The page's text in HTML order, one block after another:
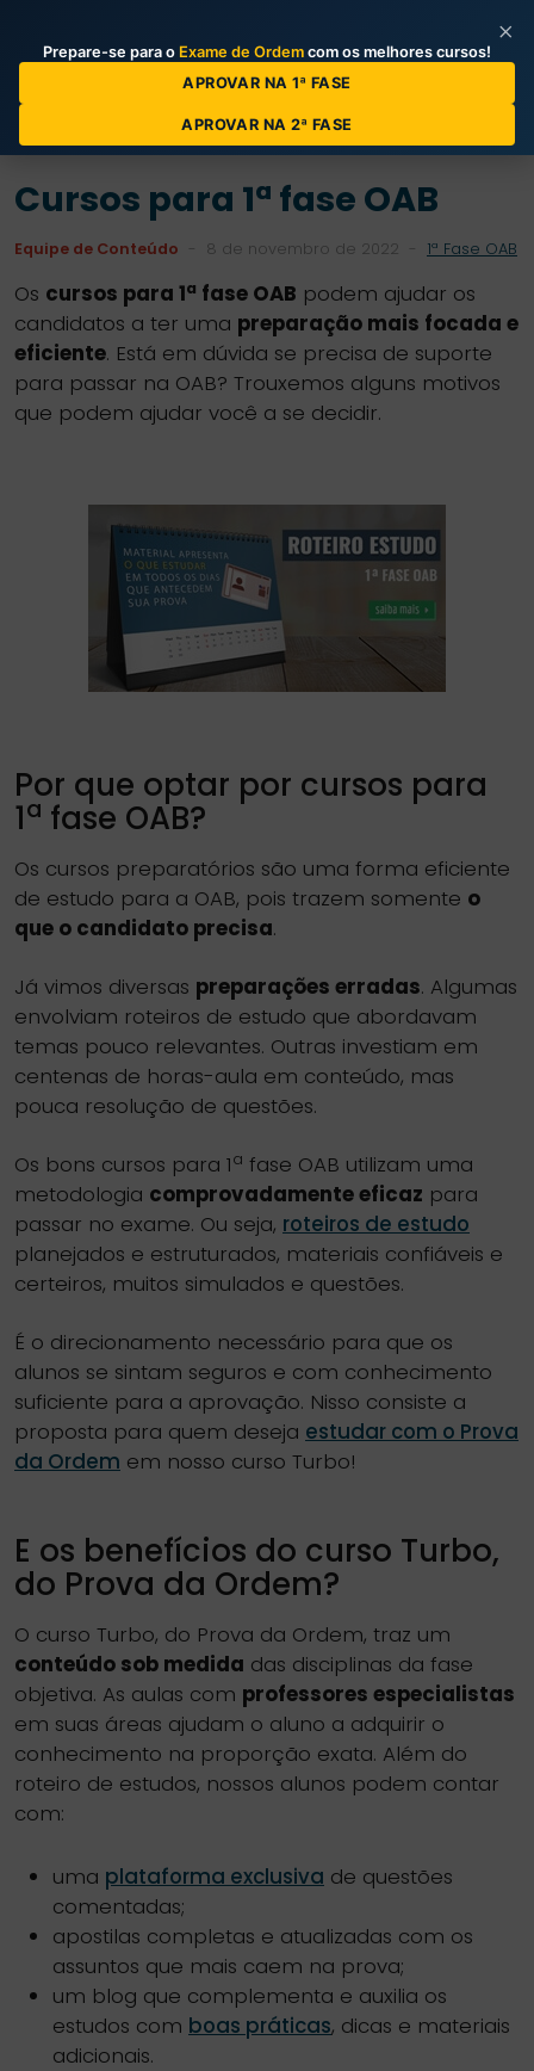
Categorias de Posts
Cursos para 1ª fase OAB
Equipe de Conteúdo 8 de novembro de 2022 1ª Fase OAB
Os cursos para 1a fase OAB podem ajudar os
candidatos a ter uma preparação mais focada e
eficiente. Está em dúvida se precisa de suporte
para passar na OAB? Trouxemos alguns motivos
que podem ajudar você a se decidir.
Por que optar por cursos para
1a fase OAB?
Os cursos preparatórios são uma forma eficiente
de estudo para a OAB, pois trazem somente o
que o candidato precisa.
Já vimos diversas preparações erradas. Algumas
envolviam roteiros de estudo que abordavam
temas pouco relevantes. Outras investiam em
centenas de horas-aula em conteúdo, mas
pouca resolução de questões.
Os bons cursos para 1a fase OAB utilizam uma
metodologia comprovadamente eficaz para
passar no exame. Ou seja, roteiros de estudo
planejados e estruturados, materiais confiáveis e
certeiros, muitos simulados e questões.
É o direcionamento necessário para que os
alunos se sintam seguros e com conhecimento
suficiente para a aprovação. Nisso consiste a
proposta para quem deseja estudar com o Prova
da Ordem em nosso curso Turbo!
E os benefícios do curso Turbo,
do Prova da Ordem?
O curso Turbo, do Prova da Ordem, traz um
conteúdo sob medida das disciplinas da fase
objetiva. As aulas com professores especialistas
em suas áreas ajudam o aluno a adquirir o
conhecimento na proporção exata. Além do
roteiro de estudos, nossos alunos podem contar
com:
uma plataforma exclusiva de questões
comentadas;
apostilas completas e atualizadas com os
assuntos que mais caem na prova;
um blog que complementa e auxilia os
estudos com boas práticas, dicas e materiais
adicionais.
×
Prepare-se para o Exame de Ordem com os melhores cursos!
APROVAR NA 1ª FASE
APROVAR NA 2ª FASE